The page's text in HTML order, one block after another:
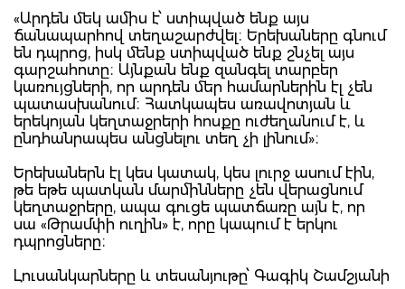
«Արդեն մեկ ամիս է՝ ստիպված ենք այս
ճանապարհով տեղաշարժվել։ Երեխաները գնում
են դպրոց, իսկ մենք ստիպված ենք շնչել այս
գարշահոտը։ Այնքան ենք զանգել տարբեր
կառույցների, որ արդեն մեր համարներին էլ չեն
պատասխանում։ Հատկապես առավոտյան և
երեկոյան կեղտաջրերի հոսքը ուժեղանում է, և
ընդհանրապես անցնելու տեղ չի լինում»։
Երեխաներն էլ կես կատակ, կես լուրջ ասում էին,
թե եթե պատկան մարմինները չեն վերացնում
կեղտաջրերը, ապա գուցե պատճառը այն է, որ
սա «Թրամփի ուղին» է, որը կապում է երկու
դպրոցները։
Լուսանկարները և տեսանյութը՝ Գագիկ Շամշյանի